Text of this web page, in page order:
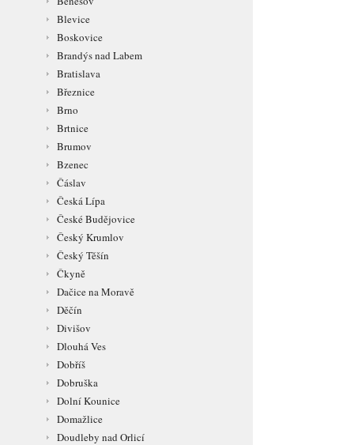
Blevice
Boskovice
Brandýs nad Labem
Bratislava
Březnice
Brno
Brtnice
Brumov
Bzenec
Čáslav
Česká Lípa
České Budějovice
Český Krumlov
Český Těšín
Čkyně
Dačice na Moravě
Děčín
Divišov
Dlouhá Ves
Dobříš
Dobruška
Dolní Kounice
Domažlice
Doudleby nad Orlicí